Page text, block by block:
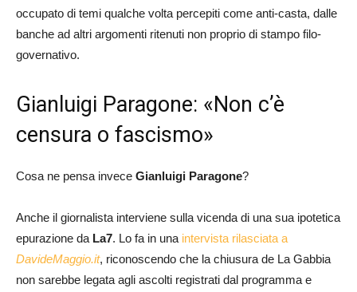
occupato di temi qualche volta percepiti come anti-casta, dalle
banche ad altri argomenti ritenuti non proprio di stampo filo-
governativo.
Gianluigi Paragone: «Non c’è
censura o fascismo»
Cosa ne pensa invece Gianluigi Paragone?
Anche il giornalista interviene sulla vicenda di una sua ipotetica
epurazione da La7. Lo fa in una intervista rilasciata a
DavideMaggio.it, riconoscendo che la chiusura de La Gabbia
non sarebbe legata agli ascolti registrati dal programma e ​